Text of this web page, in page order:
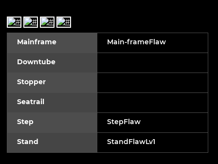
Mainframe Main-frameFlaw
Downtube
Stopper
Seatrail
Step StepFlaw
Stand StandFlawLv1